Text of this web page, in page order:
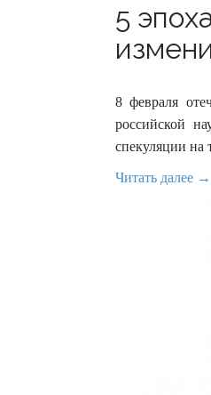
5
8 февраля
российской
спекуляции на
Читать далее →